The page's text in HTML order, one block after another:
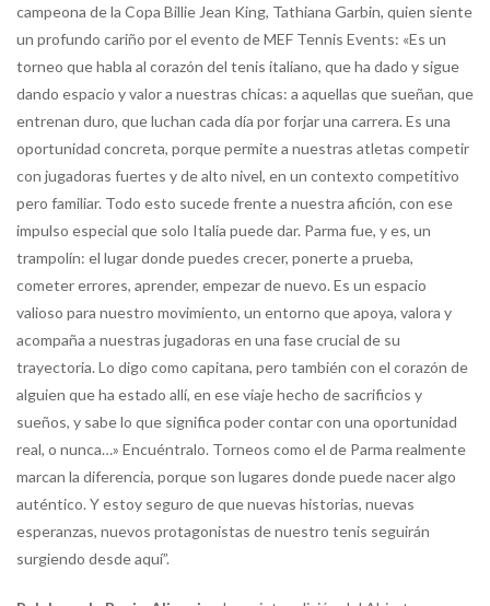
campeona de la Copa Billie Jean King, Tathiana Garbin, quien siente
un profundo cariño por el evento de MEF Tennis Events: «Es un
torneo que habla al corazón del tenis italiano, que ha dado y sigue
dando espacio y valor a nuestras chicas: a aquellas que sueñan, que
entrenan duro, que luchan cada día por forjar una carrera. Es una
oportunidad concreta, porque permite a nuestras atletas competir
con jugadoras fuertes y de alto nivel, en un contexto competitivo
pero familiar. Todo esto sucede frente a nuestra afición, con ese
impulso especial que solo Italia puede dar. Parma fue, y es, un
trampolín: el lugar donde puedes crecer, ponerte a prueba,
cometer errores, aprender, empezar de nuevo. Es un espacio
valioso para nuestro movimiento, un entorno que apoya, valora y
acompaña a nuestras jugadoras en una fase crucial de su
trayectoria. Lo digo como capitana, pero también con el corazón de
alguien que ha estado allí, en ese viaje hecho de sacrificios y
sueños, y sabe lo que significa poder contar con una oportunidad
real, o nunca…» Encuéntralo. Torneos como el de Parma realmente
marcan la diferencia, porque son lugares donde puede nacer algo
auténtico. Y estoy seguro de que nuevas historias, nuevas
esperanzas, nuevos protagonistas de nuestro tenis seguirán
surgiendo desde aquí”.